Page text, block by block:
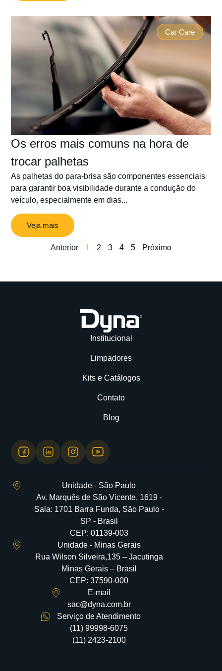
Car Care
Os erros mais comuns na hora de
trocar palhetas
As palhetas do para-brisa são componentes essenciais
para garantir boa visibilidade durante a condução do
veículo, especialmente em dias...
Veja mais
Anterior 1 2 3 4 5 Próximo
Institucional
Limpadores
Kits e Catálogos
Contato
Blog
Unidade - São Paulo
Av. Marquês de São Vicente, 1619 -
Sala: 1701 Barra Funda, São Paulo -
SP - Brasil
CEP: 01139-003
Unidade - Minas Gerais
Rua Wilson Silveira,135 – Jacutinga
Minas Gerais – Brasil
CEP: 37590-000
E-mail
sac@dyna.com.br
Serviço de Atendimento
(11) 99998-6075
(11) 2423-2100